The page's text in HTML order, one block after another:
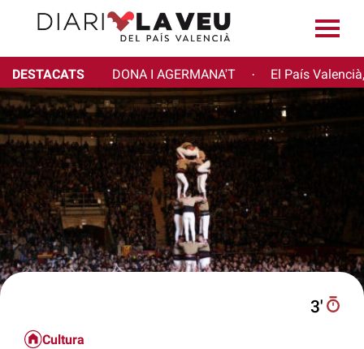
DESTACATS DONA I AGERMANA'T · El País
3′
Cultura